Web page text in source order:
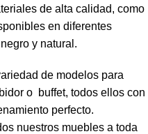
de alta calidad, como
en diferentes
y natural.
de modelos para
o buffet, todos ellos con
perfecto.
nuestros muebles a toda